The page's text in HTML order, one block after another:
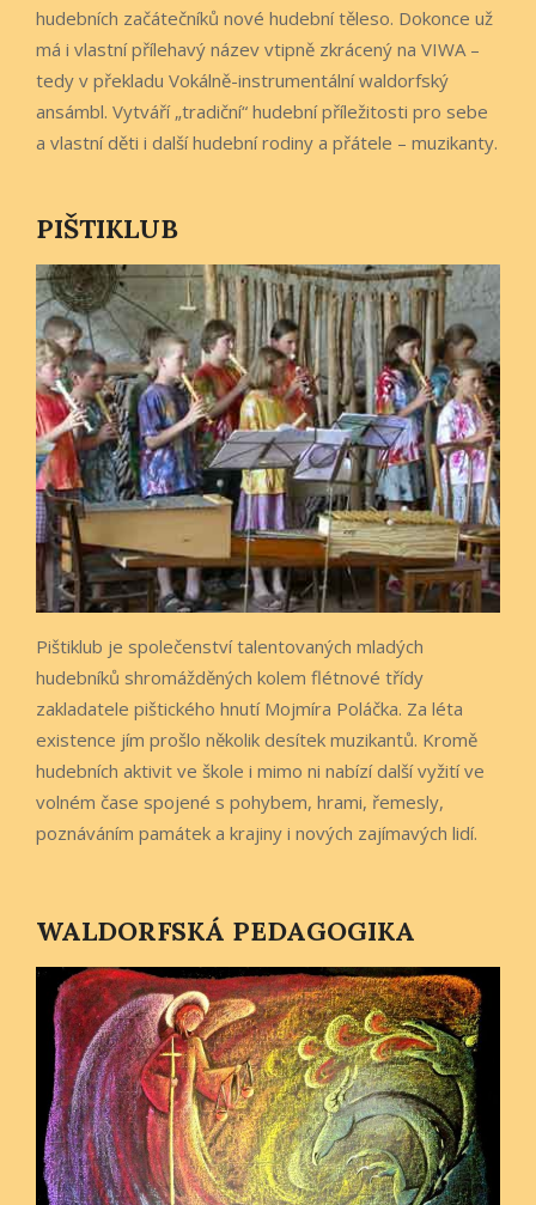
hudebních začátečníků nové hudební těleso. Dokonce už
má i vlastní přílehavý název vtipně zkrácený na VIWA –
tedy v překladu Vokálně-instrumentální waldorfský
ansámbl. Vytváří „tradiční“ hudební příležitosti pro sebe
a vlastní děti i další hudební rodiny a přátele – muzikanty.
PIŠTIKLUB
Pištiklub je společenství talentovaných mladých
hudebníků shromážděných kolem flétnové třídy
zakladatele pištického hnutí Mojmíra Poláčka. Za léta
existence jím prošlo několik desítek muzikantů. Kromě
hudebních aktivit ve škole i mimo ni nabízí další vyžití ve
volném čase spojené s pohybem, hrami, řemesly,
poznáváním památek a krajiny i nových zajímavých lidí.
WALDORFSKÁ PEDAGOGIKA